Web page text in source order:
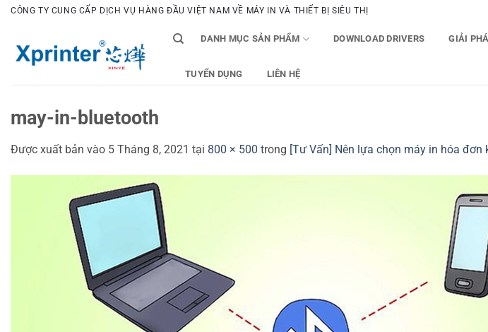
Bỏ
dung
CÔNG TY CUNG CẤP DỊCH VỤ HÀNG ĐẦU VIỆT NAM VỀ MÁY IN VÀ THIẾT BỊ SIÊU THỊ
DANH MỤC SẢN PHẨM DOWNLOAD DRIVERS GIẢI
TUYỂN DỤNG LIÊN HỆ
may-in-bluetooth
Được xuất bản vào 5 Tháng 8, 2021 tại 800 × 500 trong [Tư Vấn] Nên lựa chọn máy in hóa đơn